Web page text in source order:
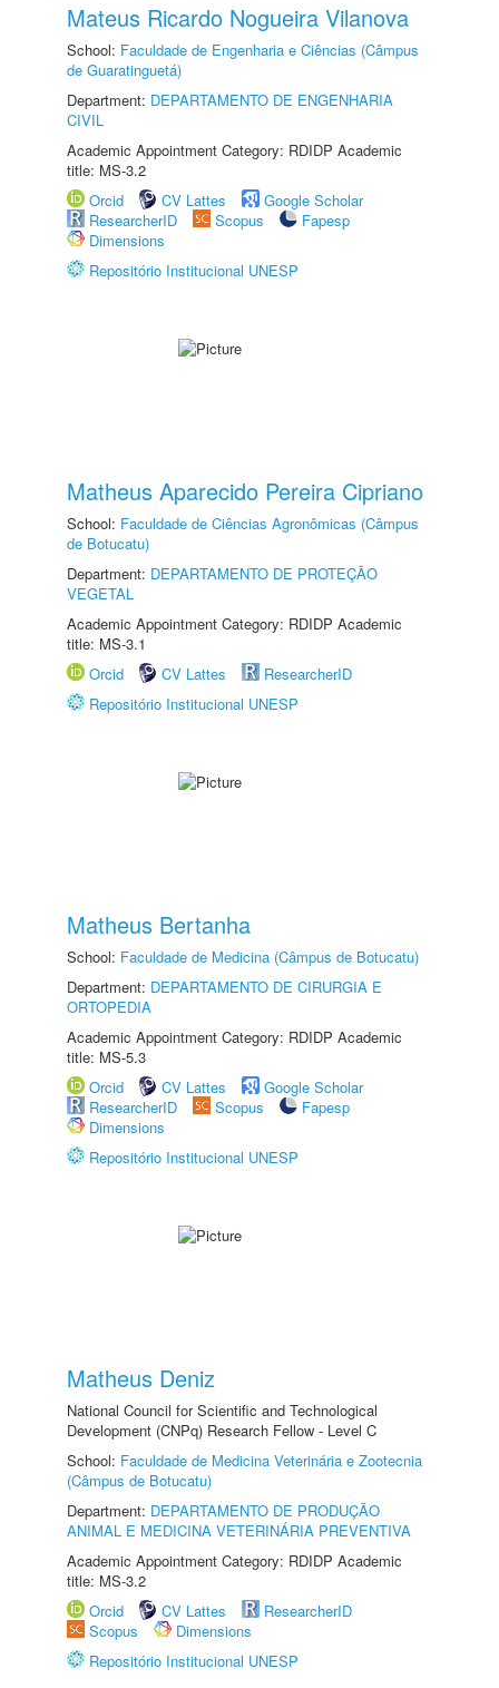
Mateus Ricardo Nogueira Vilanova
School: Faculdade de Engenharia e Ciências (Câmpus
de Guaratinguetá)
Department: DEPARTAMENTO DE ENGENHARIA
CIVIL
Academic Appointment Category: RDIDP Academic
title: MS-3.2
Orcid
CV Lattes
Google Scholar
ResearcherID
Scopus
Fapesp
Dimensions
Repositório Institucional UNESP
Matheus Aparecido Pereira Cipriano
School: Faculdade de Ciências Agronômicas (Câmpus
de Botucatu)
Department: DEPARTAMENTO DE PROTEÇÃO
VEGETAL
Academic Appointment Category: RDIDP Academic
title: MS-3.1
Orcid
CV Lattes
ResearcherID
Repositório Institucional UNESP
Matheus Bertanha
School: Faculdade de Medicina (Câmpus de Botucatu)
Department: DEPARTAMENTO DE CIRURGIA E
ORTOPEDIA
Academic Appointment Category: RDIDP Academic
title: MS-5.3
Orcid
CV Lattes
Google Scholar
ResearcherID
Scopus
Fapesp
Dimensions
Repositório Institucional UNESP
Matheus Deniz
National Council for Scientific and Technological
Development (CNPq) Research Fellow - Level C
School: Faculdade de Medicina Veterinária e Zootecnia
(Câmpus de Botucatu)
Department: DEPARTAMENTO DE PRODUÇÃO
ANIMAL E MEDICINA VETERINÁRIA PREVENTIVA
Academic Appointment Category: RDIDP Academic
title: MS-3.2
Orcid
CV Lattes
ResearcherID
Scopus
Dimensions
Repositório Institucional UNESP